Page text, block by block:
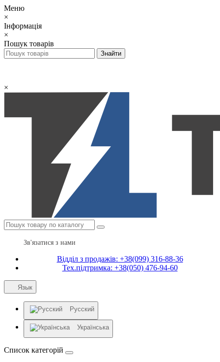
Меню
×
Інформація
×
Пошук товарів
×
Зв'язатися з нами
Відділ з продажів: +38(099) 316-88-36
Тех.підтримка: +38(050) 476-94-60
Язык
Русский
Українська
Список категорій